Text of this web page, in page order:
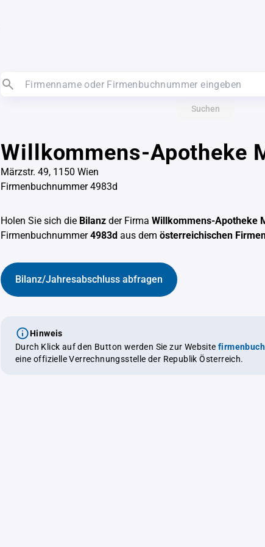
Suchen
Willkommens-Apotheke
Märzstr. 49, 1150 Wien
Firmenbuchnummer 4983d
Holen Sie sich die Bilanz der Firma Willkommens-Apotheke
Firmenbuchnummer4983d aus dem österreichischen
Bilanz/Jahresabschluss abfragen
Hinweis
Durch Klick auf den Button werden Sie zur Website
eine offizielle Verrechnungsstelle der Republik Österreich.